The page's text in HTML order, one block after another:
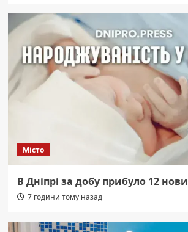
Місто
В Дніпрі за добу прибуло 12
7 години тому назад